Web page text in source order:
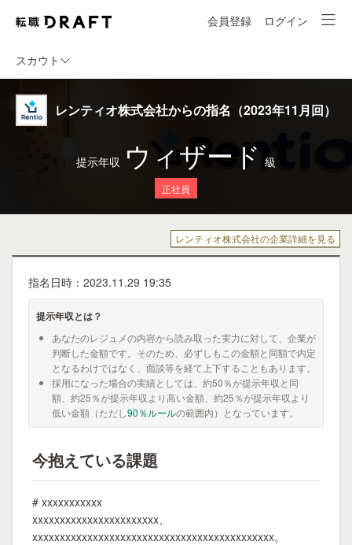
会員登録 ログイン
スカウト
レンティオ株式会社からの指名（2023年11月回）
提示年収 ウィザード 級
正社員
レンティオ株式会社の企業詳細を見る
指名日時：2023.11.29 19:35
提示年収とは？
あなたのレジュメの内容から読み取った実力に対して、企業が
判断した金額です。そのため、必ずしもこの金額と同額で内定
となるわけではなく、面談等を経て上下することもあります。
採用になった場合の実績としては、約50％が提示年収と同
額、約25％が提示年収より高い金額、約25％が提示年収より
低い金額（ただし90％ルールの範囲内）となっています。
今抱えている課題
# xxxxxxxxxxx
xxxxxxxxxxxxxxxxxxxxxxx、
xxxxxxxxxxxxxxxxxxxxxxxxxxxxxxxxxxxxxxxxxxxx。